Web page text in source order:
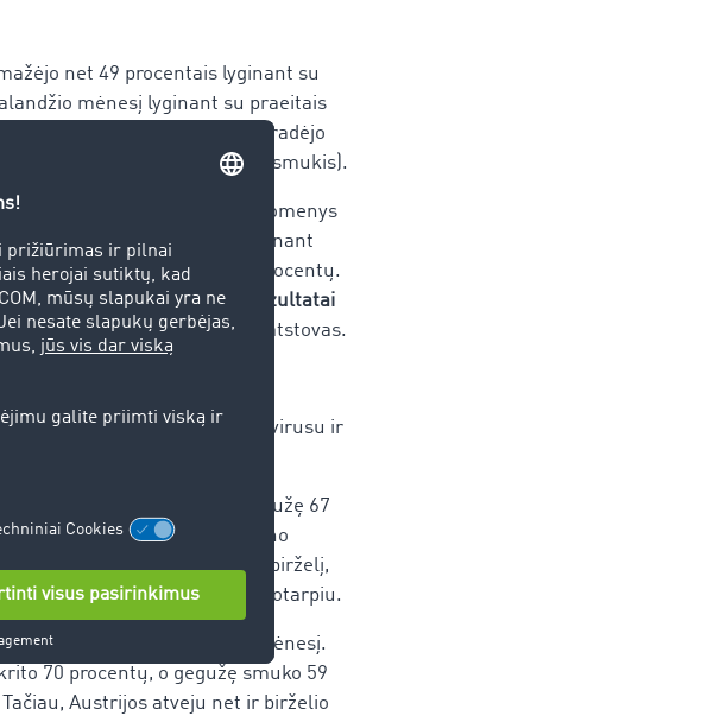
net 49 procentais lyginant su
mėnesį lyginant su praeitais
Vokietijoje rezultatai pradėjo
ir birželį (23 procentų nuosmukis).
44 Europos šalys, kurių duomenys
krovinių nei gegužę. Lyginant
sumažėjimas siekė tik 17 procentų.
Tačiaubirželį fiksuoti rezultatai
jau praėjo“ teigia TIMOCOM atstovas.
skaičiai yra susiję su koronavirusu ir
84 procentais, o gegužę 67
Prancūzija griežto karantino
neproporcingas aukštumas birželį,
tuo pačiu praėjusių metų laikotarpiu.
su Vokietija atvėrė birželio mėnesį.
70 procentų, o gegužę smuko 59
Austrijos atveju net ir birželio